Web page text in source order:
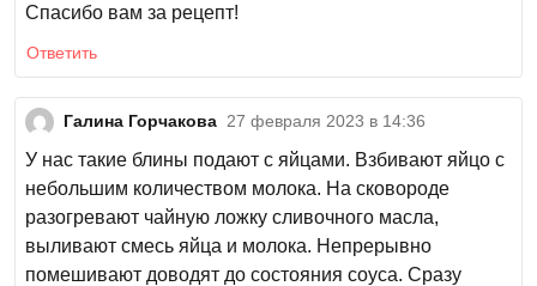
Спасибо вам за рецепт!
Ответить
Галина Горчакова 27 февраля 2023 в 14:36
У нас такие блины подают с яйцами. Взбивают яйцо с
небольшим количеством молока. На сковороде
разогревают чайную ложку сливочного масла,
выливают смесь яйца и молока. Непрерывно
помешивают доводят до состояния соуса. Сразу